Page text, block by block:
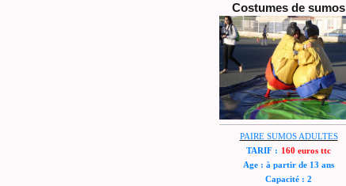
Costumes de sumos
PAIRE SUMOS ADULTES
TARIF : 160 euros ttc
Age : à partir de 13 ans
Capacité : 2